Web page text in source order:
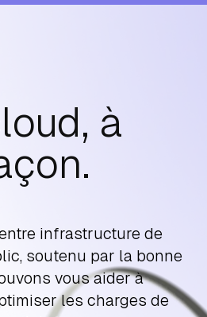
à
infrastructure de
soutenu par la bonne
vous aider à
les charges de